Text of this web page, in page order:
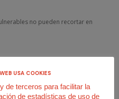
no pueden recortar en
USA COOKIES
de terceros para facilitar la
de estadísticas de uso de